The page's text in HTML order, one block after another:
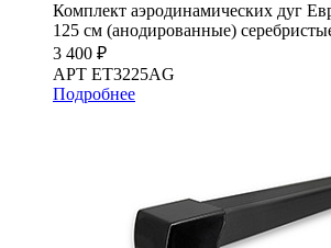
Комплект аэродинамических дуг
125 см (анодированные)
3 400 ₽
АРТ ET3225AG
Подробнее